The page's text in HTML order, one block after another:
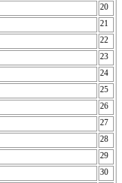
20
21
22
23
24
25
26
27
28
29
30